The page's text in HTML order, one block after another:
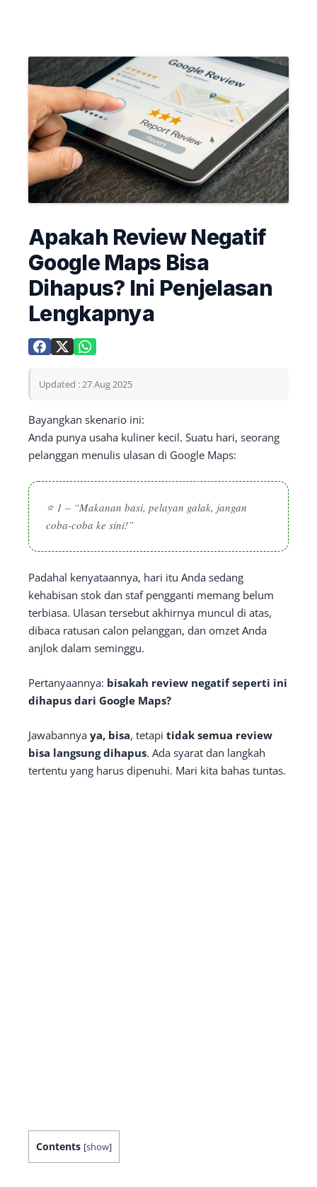
Apakah Review Negatif
Google Maps Bisa
Dihapus? Ini Penjelasan
Lengkapnya
Updated : 27 Aug 2025
Bayangkan skenario ini:
Anda punya usaha kuliner kecil. Suatu hari, seorang
pelanggan menulis ulasan di Google Maps:
⭐ 1 – “Makanan basi, pelayan galak, jangan
coba-coba ke sini!”
Padahal kenyataannya, hari itu Anda sedang
kehabisan stok dan staf pengganti memang belum
terbiasa. Ulasan tersebut akhirnya muncul di atas,
dibaca ratusan calon pelanggan, dan omzet Anda
anjlok dalam seminggu.
Pertanyaannya: bisakah review negatif seperti ini
dihapus dari Google Maps?
Jawabannya ya, bisa, tetapi tidak semua review
bisa langsung dihapus. Ada syarat dan langkah
tertentu yang harus dipenuhi. Mari kita bahas tuntas.
Contents [show]